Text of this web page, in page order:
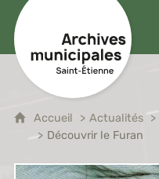
Accueil Actualités
Découvrir le Furan